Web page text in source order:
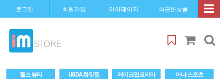
로그인 회원가입 마이페이지 최근본상품
헬스 뷰티 USDA 화장품 메이크업코리아
아나 스포츠